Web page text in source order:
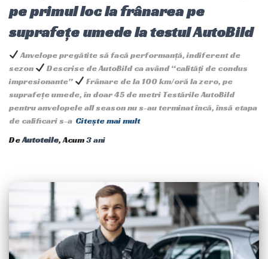
pe primul loc la frânarea pe
suprafețe umede la testul AutoBild
Anvelope pregătite să facă performanță, indiferent de
sezon
Descrise de AutoBild ca având “calități de condus
impresionante”
Frânare de la 100 km/oră la zero, pe
suprafețe umede, în doar 45 de metri Testările AutoBild
pentru anvelopele all season nu s-au terminat încă, însă etapa
de calificari s-a Citește mai mult
DeAutoteile, Acum3 ani